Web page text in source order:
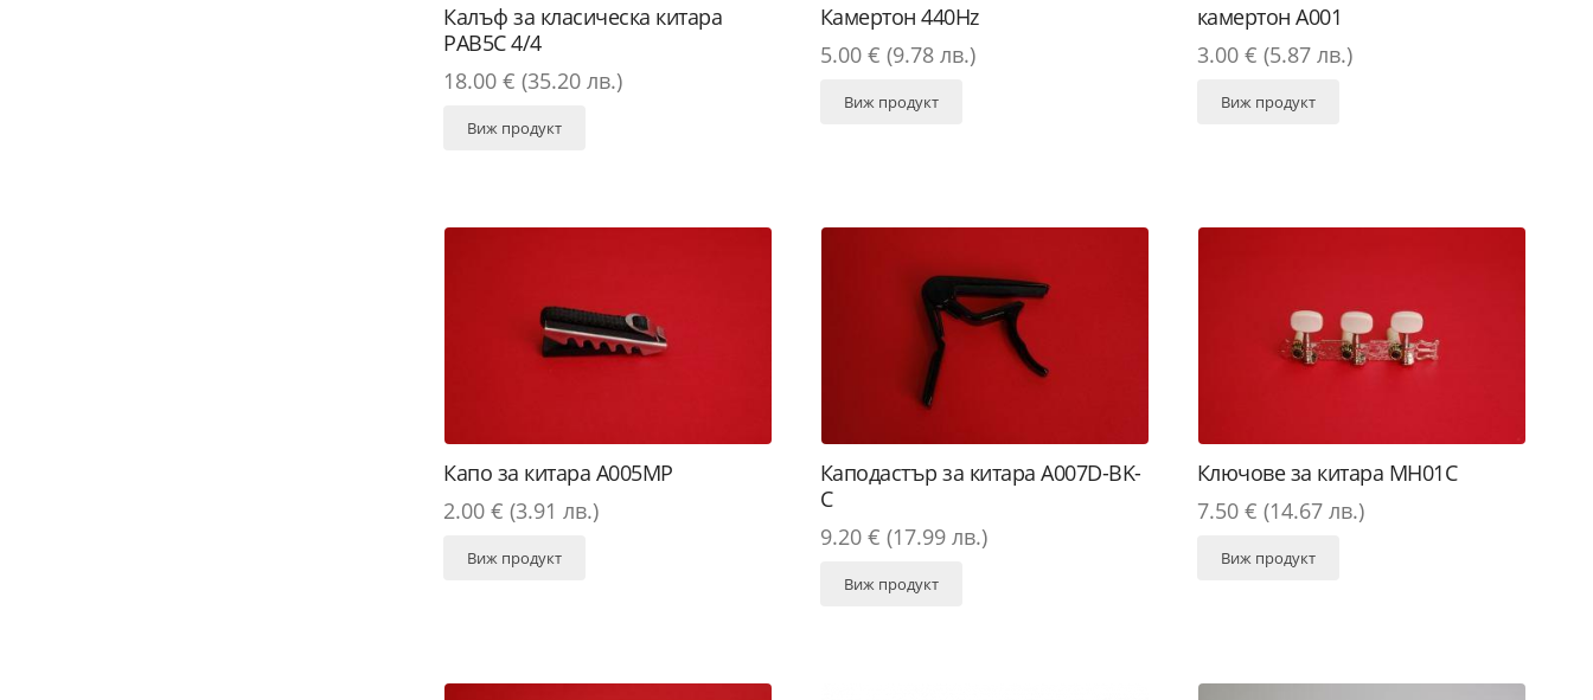
Калъф за класическа китара
PAB5C 4/4
18.00 € (35.20 лв.)
Виж продукт
Камертон 440Hz
5.00 € (9.78 лв.)
Виж продукт
камертон A001
3.00 € (5.87 лв.)
Виж продукт
Капо за китара A005MP
2.00 € (3.91 лв.)
Виж продукт
Каподастър за китара A007D-BK-
C
9.20 € (17.99 лв.)
Виж продукт
Ключове за китара MH01C
7.50 € (14.67 лв.)
Виж продукт